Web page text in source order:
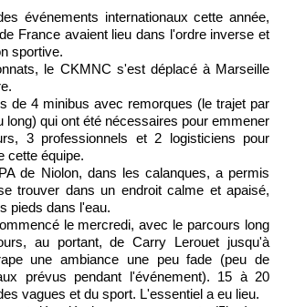
France avaient lieu dans l'ordre inverse et
sportive.
le CKMNC s'est déplacé à Marseille
de 4 minibus avec remorques (le trajet par
long) qui ont été nécessaires pour emmener
3 professionnels et 2 logisticiens pour
cette équipe.
de Niolon, dans les calanques, a permis
trouver dans un endroit calme et apaisé,
pieds dans l'eau.
le mercredi, avec le parcours long
au portant, de Carry Lerouet jusqu'à
une ambiance une peu fade (peu de
prévus pendant l'événement). 15 à 20
vagues et du sport. L'essentiel a eu lieu.